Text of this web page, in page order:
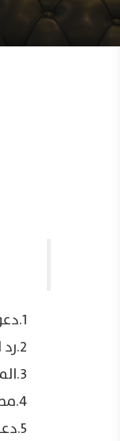
1.دعوى الإيجار المنتهي بالتمليك.
2.رد القرض.
3.المطالبة بثمن المبيع.
4.مطالبة الكفيل.
5.دعوى التخليص.